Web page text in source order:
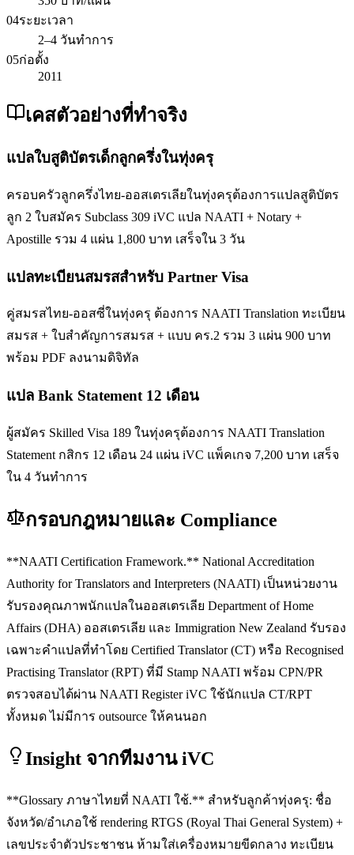
04ระยะเวลา
2–4 วันทำการ
05ก่อตั้ง
2011
เคสตัวอย่างที่ทำจริง
แปลใบสูติบัตรเด็กลูกครึ่งในทุ่งครุ
ครอบครัวลูกครึ่งไทย-ออสเตรเลียในทุ่งครุต้องการแปลสูติบัตร
ลูก 2 ใบสมัคร Subclass 309 iVC แปล NAATI + Notary +
Apostille รวม 4 แผ่น 1,800 บาท เสร็จใน 3 วัน
แปลทะเบียนสมรสสำหรับ Partner Visa
คู่สมรสไทย-ออสซี่ในทุ่งครุ ต้องการ NAATI Translation ทะเบียน
สมรส + ใบสำคัญการสมรส + แบบ คร.2 รวม 3 แผ่น 900 บาท
พร้อม PDF ลงนามดิจิทัล
แปล Bank Statement 12 เดือน
ผู้สมัคร Skilled Visa 189 ในทุ่งครุต้องการ NAATI Translation
Statement กสิกร 12 เดือน 24 แผ่น iVC แพ็คเกจ 7,200 บาท เสร็จ
ใน 4 วันทำการ
กรอบกฎหมายและ Compliance
**NAATI Certification Framework.** National Accreditation
Authority for Translators and Interpreters (NAATI) เป็นหน่วยงาน
รับรองคุณภาพนักแปลในออสเตรเลีย Department of Home
Affairs (DHA) ออสเตรเลีย และ Immigration New Zealand รับรอง
เฉพาะคำแปลที่ทำโดย Certified Translator (CT) หรือ Recognised
Practising Translator (RPT) ที่มี Stamp NAATI พร้อม CPN/PR
ตรวจสอบได้ผ่าน NAATI Register iVC ใช้นักแปล CT/RPT
ทั้งหมด ไม่มีการ outsource ให้คนนอก
Insight จากทีมงาน iVC
**Glossary ภาษาไทยที่ NAATI ใช้.** สำหรับลูกค้าทุ่งครุ: ชื่อ
จังหวัด/อำเภอใช้ rendering RTGS (Royal Thai General System) +
เลขประจำตัวประชาชน ห้ามใส่เครื่องหมายขีดกลาง ทะเบียน